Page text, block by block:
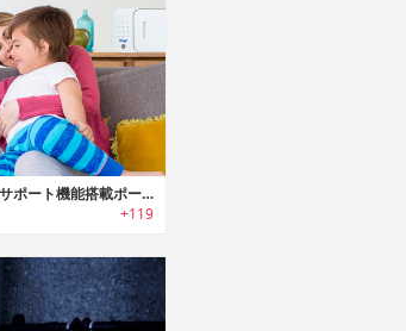
iKeyp｜服薬サポート機能搭載ポータブルスマート金庫「アイキープ」
+119